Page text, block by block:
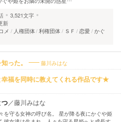
3,521文字
新
メ 人権団体 利権団体 ＳＦ 恋愛 かぐ
った。 藤川みはな
福を同時に教えてくれる作品です★
／藤川みはな
を守る女神の呼び名。 星が降る夜にかぐや姫